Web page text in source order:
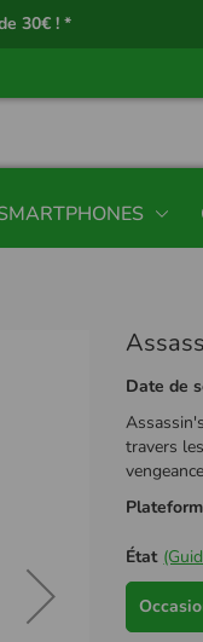
30€ ! *
Date de
travers
État